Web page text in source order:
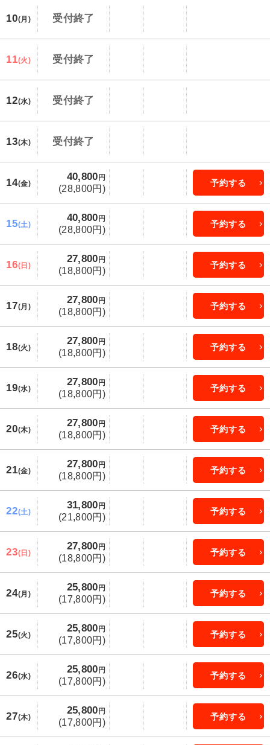
10(月) 受付終了
11(火) 受付終了
12(水) 受付終了
13(木) 受付終了
14(金)
40,800 円
(28,800円)
予約する
15(土)
40,800 円
(28,800円)
予約する
16(日)
27,800 円
(18,800円)
予約する
17(月)
27,800 円
(18,800円)
予約する
18(火)
27,800 円
(18,800円)
予約する
19(水)
27,800 円
(18,800円)
予約する
20(木)
27,800 円
(18,800円)
予約する
21(金)
27,800 円
(18,800円)
予約する
22(土)
31,800 円
(21,800円)
予約する
23(日)
27,800 円
(18,800円)
予約する
24(月)
25,800 円
(17,800円)
予約する
25(火)
25,800 円
(17,800円)
予約する
26(水)
25,800 円
(17,800円)
予約する
27(木)
25,800 円
(17,800円)
予約する